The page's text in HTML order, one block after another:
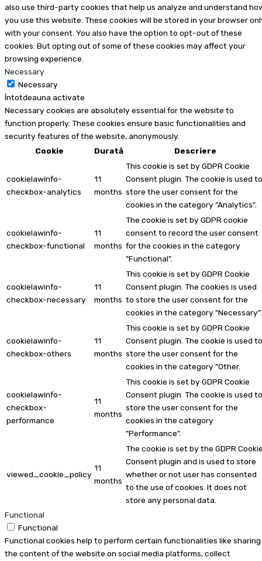
also use third-party cookies that help us analyze and understand
you use this website. These cookies will be stored in your browser
with your consent. You also have the option to opt-out of these
cookies. But opting out of some of these cookies may affect your
browsing experience.
Necessary
Necessary
Întotdeauna activate
Necessary cookies are absolutely essential for the website to
function properly. These cookies ensure basic functionalities and
security features of the website, anonymously.
Cookie
Durată Descriere
cookielawinfo-
checkbox-analytics
11
months
This cookie is set by GDPR Cookie
Consent plugin. The cookie is used to
store the user consent for the
cookies in the category "Analytics".
cookielawinfo-
checkbox-functional
11
months
The cookie is set by GDPR cookie
consent to record the user consent
for the cookies in the category
"Functional".
cookielawinfo-
checkbox-necessary
11
months
This cookie is set by GDPR Cookie
Consent plugin. The cookies is used
to store the user consent for the
cookies in the category "Necessary".
cookielawinfo-
checkbox-others
11
months
This cookie is set by GDPR Cookie
Consent plugin. The cookie is used to
store the user consent for the
cookies in the category "Other.
cookielawinfo-
checkbox-
performance
11
months
This cookie is set by GDPR Cookie
Consent plugin. The cookie is used to
store the user consent for the
cookies in the category
"Performance".
viewed_cookie_policy
11
months
The cookie is set by the GDPR
Consent plugin and is used to store
whether or not user has consented
to the use of cookies. It does not
store any personal data.
Functional
Functional
Functional cookies help to perform certain functionalities like sharing
the content of the website on social media platforms, collect